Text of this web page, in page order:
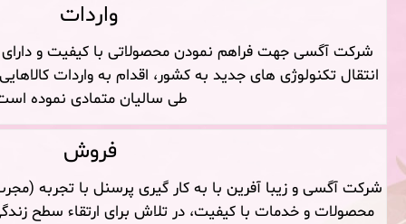
واردات
شرکت آگسی جهت فراهم نمودن محصولاتی با کیفیت و
انتقال تکنولوژی های جدید به کشور، اقدام به واردات
طی سالیان متمادی نموده
فروش
شرکت آگسی و زیبا آفرین با به کار گیری پرسنل با تجربه
محصولات و خدمات با کیفیت، در تلاش برای ارتقاء سطح